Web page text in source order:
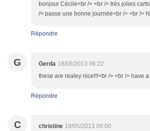
bonjour Cécile<br /> <br /> très jolies
/> passe une bonne journée<br /> <br />
Répondre
G Gerda 18/05/2013 06:22
these are realey nice!!!<br /> <br /> have
Répondre
C christine 18/05/2013 06:00